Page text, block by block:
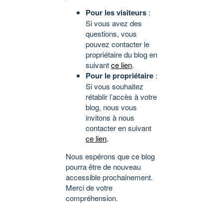
Pour les visiteurs :
Si vous avez des
questions, vous
pouvez contacter le
propriétaire du blog en
suivantce lien.
Pour le propriétaire :
Si vous souhaitez
rétablir l’accès à votre
blog, nous vous
invitons à nous
contacter en suivant
ce lien.
Nous espérons que ce blog
pourra être de nouveau
accessible prochainement.
Merci de votre
compréhension.